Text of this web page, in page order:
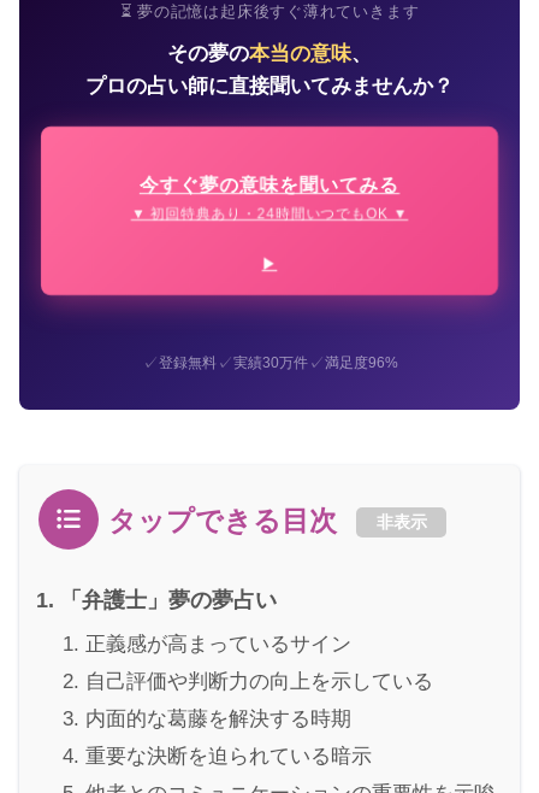
⏳ 夢の記憶は起床後すぐ薄れていきます
その夢の本当の意味、
プロの占い師に直接聞いてみませんか？
今すぐ夢の意味を聞いてみる
▼ 初回特典あり・24時間いつでもOK ▼
✓登録無料✓実績30万件✓満足度96%
タップできる目次 非表示
「弁護士」夢の夢占い
正義感が高まっているサイン
自己評価や判断力の向上を示している
内面的な葛藤を解決する時期
重要な決断を迫られている暗示